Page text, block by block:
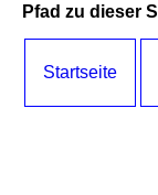
Pfad zu dieser
Startseite